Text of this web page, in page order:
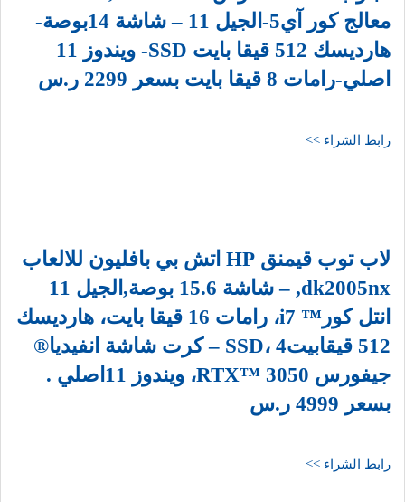
معالج كور آي5-الجيل 11 – شاشة 14بوصة-
هارديسك 512 قيقا بايت SSD- ويندوز 11
اصلي-رامات 8 قيقا بايت بسعر 2299 ر.س
رابط الشراء >>
لاب توب قيمنق HP اتش بي بافليون للالعاب
dk2005nx, – شاشة 15.6 بوصة,الجيل 11
انتل كور™ i7، رامات 16 قيقا بايت، هارديسك
512 قيقابيتSSD، 4 – كرت شاشة انفيديا®
جيفورس RTX™ 3050، ويندوز 11اصلي .
بسعر 4999 ر.س
رابط الشراء >>